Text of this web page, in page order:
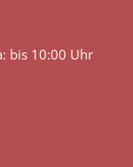
bis 10:00 Uhr